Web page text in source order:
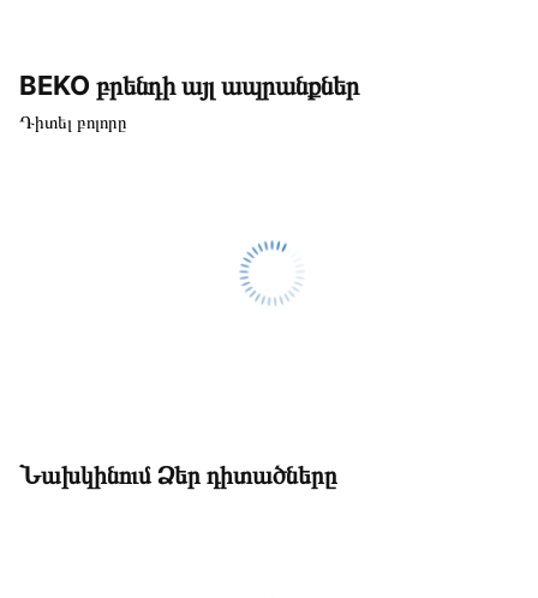
BEKO բրենդի այլ ապրանքներ
Դիտել բոլորը
Նախկինում Ձեր դիտածները